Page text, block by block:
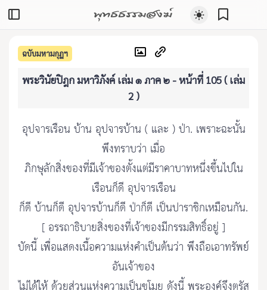
พุทธธรรมสงฆ์
ฉบับมหามกุฏฯ
พระวินัยปิฎก มหาวิภังค์ เล่ม ๑ ภาค ๒ - หน้าที่ 105 ( เล่ม
2 )
อุปจารเรือน บ้าน อุปจารบ้าน ( และ ) ป่า. เพราะฉะนั้น
พึงทราบว่า เมื่อ
ภิกษุลักสิ่งของที่มีเจ้าของตั้งแต่มีราคาบาทหนึ่งขึ้นไปใน
เรือนก็ดี อุปจารเรือน
ก็ดี บ้านก็ดี อุปจารบ้านก็ดี ป่าก็ดี เป็นปาราชิกเหมือนกัน.
[ อรรถาธิบายสิ่งของที่เจ้าของมีกรรมสิทธิ์อยู่ ]
บัดนี้ เพื่อแสดงเนื้อความแห่งคำเป็นต้นว่า พึงถือเอาทรัพย์
อันเจ้าของ